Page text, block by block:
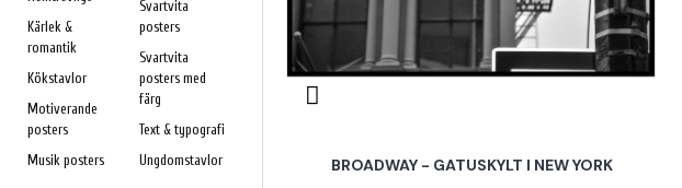
Kärlek &
romantik
Kökstavlor
Motiverande
posters
Musik posters
Svartvita
posters
Svartvita
posters med
färg
Text & typografi
Ungdomstavlor
BROADWAY - GATUSKYLT I NEW YORK